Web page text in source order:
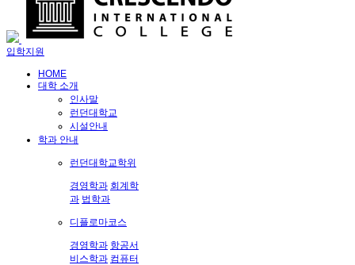
입학지원
HOME
대학 소개
인사말
런던대학교
시설안내
학과 안내
런던대학교학위
경영학과 회계학
과 법학과
디플로마코스
경영학과 항공서
비스학과 컴퓨터